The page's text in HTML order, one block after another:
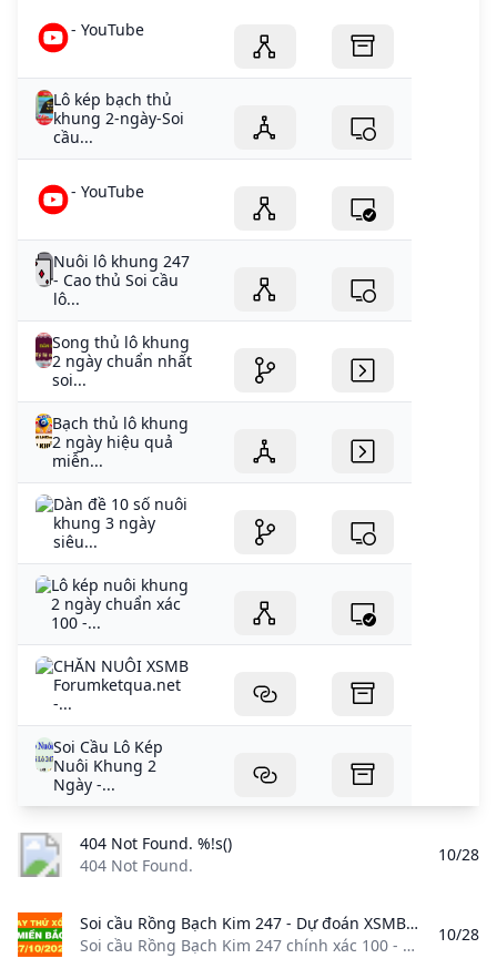
- YouTube
Lô kép bạch thủ
khung 2-ngày-Soi
cầu...
- YouTube
Nuôi lô khung 247
- Cao thủ Soi cầu
lô...
Song thủ lô khung
2 ngày chuẩn nhất
soi...
Bạch thủ lô khung
2 ngày hiệu quả
miễn...
Dàn đề 10 số nuôi
khung 3 ngày
siêu...
Lô kép nuôi khung
2 ngày chuẩn xác
100 -...
CHĂN NUÔI XSMB
Forumketqua.net
-...
Soi Cầu Lô Kép
Nuôi Khung 2
Ngày -...
404 Not Found. %!s()
404 Not Found.
10/28
Soi cầu Rồng Bạch Kim 247 - Dự đoán XSMB 27/10/2024 chính xác 100 Soi cầu Rồng Bạch Kim 247 chính xác 100 - Dự đoán kết quả XSMB ngày 27/10/2024. Soi cầu Miền Bắc hôm nay tham khảo miễn phí dự đoán xổ số Miền Bắc từ các chuyên gia phân tích.
Soi cầu Rồng Bạch Kim 247 chính xác 100 - Dự đoán kết quả XSMB ngày 27/10/2024. Soi cầu Miền Bắc hôm nay, tham khảo miễn phí dự đoán xổ số Miền Bắc từ các chuyên gia phân tích. 27/10/2024 Theo dõi lichngaytot.net.vn trên Soi cầu Rồng Bạch Kim 247 chính xác 100 – Dự đoán kết quả XSMB ngày 27/10/2024. Soi cầu Miền Bắc hôm nay, tham khảo miễn phí dự đoán xổ số Miền Bắc từ các chuyên gia phân tích.
10/28